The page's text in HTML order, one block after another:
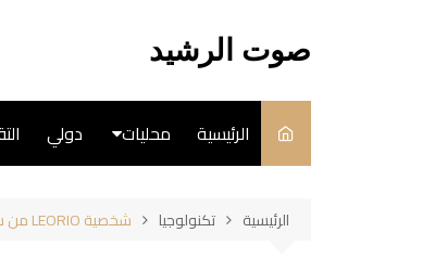
صوت الرشيد
الرئيسية محليات دولي
الرئيسية تكنولوجيا شخصية LEORIO من سلسلة HUNTER x HUNTER والمزيد من المفاجآت المشوقة في طريقها إلى ببجي موبايل بمنطقة الشرق الأوسط وشمال إفريقيا